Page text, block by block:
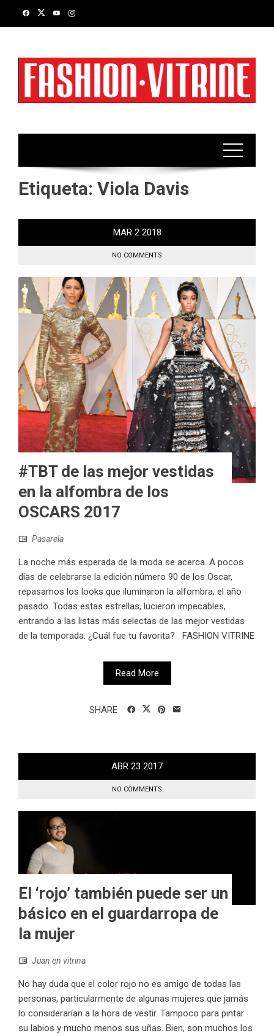
Etiqueta: Viola Davis
MAR 2 2018
NO COMMENTS
#TBT de las mejor vestidas
en la alfombra de los
OSCARS 2017
Pasarela
La noche más esperada de la moda se acerca. A pocos
días de celebrarse la edición número 90 de los Oscar,
repasamos los looks que iluminaron la alfombra, el año
pasado. Todas estas estrellas, lucieron impecables,
entrando a las listas más selectas de las mejor vestidas
de la temporada. ¿Cuál fue tu favorita? FASHION VITRINE
Read More
SHARE
ABR 23 2017
NO COMMENTS
El ‘rojo’ también puede ser un
básico en el guardarropa de
la mujer
Juan en vitrina
No hay duda que el color rojo no es amigo de todas las
personas, particularmente de algunas mujeres que jamás
lo considerarían a la hora de vestir. Tampoco para pintar
su labios y mucho menos sus uñas. Bien, son muchos los